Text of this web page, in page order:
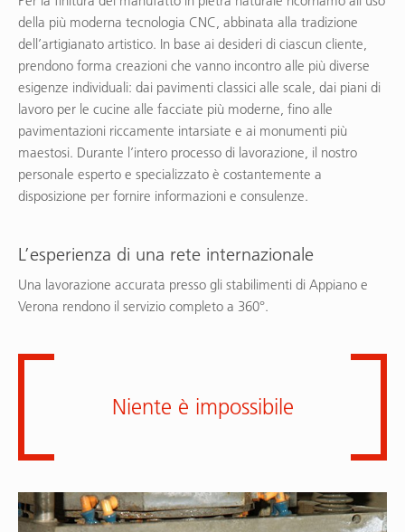
della più moderna tecnologia CNC, abbinata alla tradizione
dell’artigianato artistico. In base ai desideri di ciascun cliente,
prendono forma creazioni che vanno incontro alle più diverse
esigenze individuali: dai pavimenti classici alle scale, dai piani di
lavoro per le cucine alle facciate più moderne, fino alle
pavimentazioni riccamente intarsiate e ai monumenti più
maestosi. Durante l’intero processo di lavorazione, il nostro
personale esperto e specializzato è costantemente a
disposizione per fornire informazioni e consulenze.
L’esperienza di una rete internazionale
Una lavorazione accurata presso gli stabilimenti di Appiano e
Verona rendono il servizio completo a 360°.
Niente è impossibile